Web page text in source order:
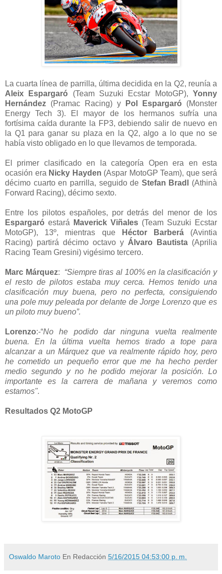
La cuarta línea de parrilla, última decidida en la Q2, reunía a
Aleix Espargaró (Team Suzuki Ecstar MotoGP),Yonny
Hernández (Pramac Racing) y Pol Espargaró (Monster
Energy Tech 3). El mayor de los hermanos sufría una
fortísima caída durante la FP3, debiendo salir de nuevo en
la Q1 para ganar su plaza en la Q2, algo a lo que no se
había visto obligado en lo que llevamos de temporada.
El primer clasificado en la categoría Open era en esta
ocasión era Nicky Hayden (Aspar MotoGP Team), que será
décimo cuarto en parrilla, seguido de Stefan Bradl
(Athinà
Forward Racing), décimo sexto.
Entre los pilotos españoles, por detrás del menor de los
Espargaró estará Maverick Viñales (Team Suzuki Ecstar
MotoGP), 13º, mientras que
Héctor Barberá (Avintia
Racing) partirá décimo octavo y Álvaro Bautista (Aprilia
Racing Team Gresini) vigésimo tercero.
Marc Márquez: “Siempre tiras al 100% en la clasificación y
el resto de pilotos estaba muy cerca. Hemos tenido una
clasificación muy buena, pero no perfecta, consiguiendo
una pole muy peleada por delante de Jorge Lorenzo que es
un piloto muy bueno”.
Lorenzo:-“No he podido dar ninguna vuelta realmente
buena. En la última vuelta hemos tirado a tope para
alcanzar a un Márquez que va realmente rápido hoy, pero
he cometido un pequeño error que me ha hecho perder
medio segundo y no he podido mejorar la posición. Lo
importante es la carrera de mañana y veremos como
estamos".
Resultados Q2 MotoGP
Oswaldo Maroto En Redacción 5/16/2015 04:53:00 p. m.